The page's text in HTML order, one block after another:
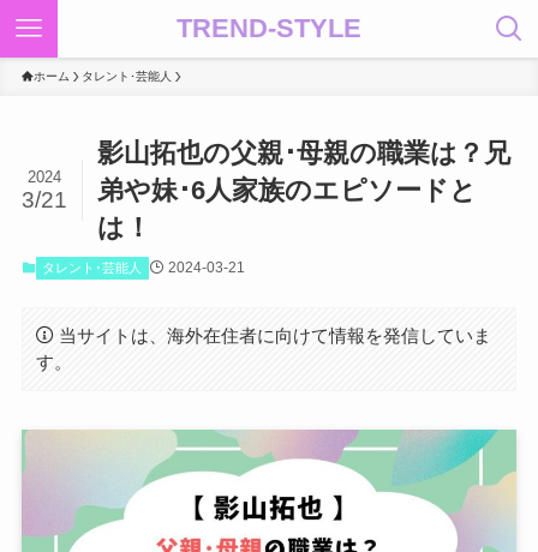
TREND-STYLE
ホーム タレント･芸能人
影山拓也の父親･母親の職業は？兄
弟や妹･6人家族のエピソードと
は！
2024
3/21
タレント･芸能人 2024-03-21
当サイトは、海外在住者に向けて情報を発信していま
す。